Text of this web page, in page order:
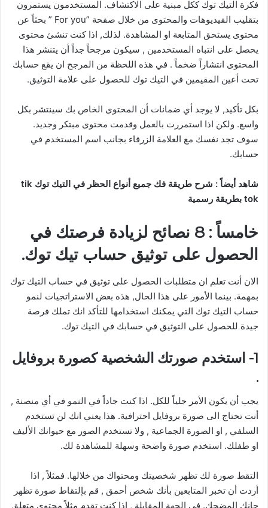
فكرة التيك توك ككل مبنية على الاكتشاف. المستخدمون يستمرون
بتقليب الفيديوهات والمحتوى من خلال صفحة ”For you ” بحثاً عن
محتوى يستحق المتابعة او المشاهدة. لذلك, اذا كنت تنشئ محتوى
يحصل على انتباه المستخدمين , سيكون مرجحاً جداً أن يتنشر هذا
المحتوى انتشاراً ضخماً . في هذه اللحظة من المرجح ان يقع حسابك
تحت أعين المقيمين في التيك توك للحصول على علامة التوثيق.
بكل تأكيد, لا يوجد أي ضمانات أن المحتوى الخاص بك سينتشر بكل
واسع. ولكن اذا استمررت بالعمل وقدمت محتوى مبتكر وجديد.
سوف تجد نفسك مع العلامة الزرقاء بجانب اسم المستخدم في
حسابك.
شاهد أيضاً : شرح طريقة فك جميع أنواع الحظر في التيك توك tik
tok بطريقة رسمية
خامساً : 8 نصائح لزيادة فرصتك في
الحصول على توثيق حساب تيك توك.
الان أنت تعلم ان متطلبات الحصول على توثيق في حساب التيك توك
بمهمة. بينما الأمور على هذا الحال, هذه بعض الاستراتجيات لنمو
حساب التيك توك التي يمكنك استخدامها للتأكد انك تملك فرصة
جيدة للحصول على التوثيق في حسابك في التيك توك.
1- استخدم صورتك الشخصية كصورة بروفايل
.
يجب أن يكون الأمر جلياً للكل. اذا كنت جاداً في النمو في أي منصنة ,
أنت تحتاج الى صورة بروفايل احترافية. هذا يعني انك لن تستخدم
السلفي , او الصورة الجماعية , ولا تستخدم الصور مع حيوانك الأليف
او طفلك. استخدم صورة واضحة وسهلة للمشاهدة لك.
التقط صورة لك تظهر شخصيتك ومحتواك من خلالها. فمثلاً , اذا
أردت أن تخبر المتابعين بأنك شخص أحمق , قم بإلتقاط صورة تظهر
جانك المضحك. في الجهة المقابلة , اذا كنت تقدم مثلاً محتوى متعلق